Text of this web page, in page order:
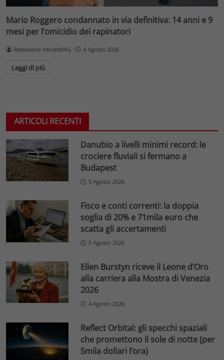
Mario Roggero condannato in via definitiva: 14 anni e 9
mesi per l’omicidio dei rapinatori
Redazione VelvetMAG 4 Agosto 2026
Leggi di più
ARTICOLI RECENTI
Danubio a livelli minimi record: le
crociere fluviali si fermano a
Budapest
5 Agosto 2026
Fisco e conti correnti: la doppia
soglia di 20% e 71mila euro che
scatta gli accertamenti
5 Agosto 2026
Ellen Burstyn riceve il Leone d’Oro
alla carriera alla Mostra di Venezia
2026
4 Agosto 2026
Reflect Orbital: gli specchi spaziali
che promettono il sole di notte (per
5mila dollari l’ora)